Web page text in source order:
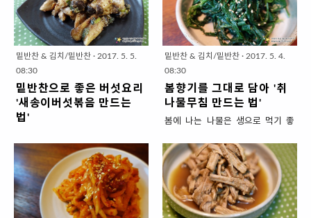
밑반찬 & 김치/밑반찬 · 2017. 5. 5.
08:30
밑반찬으로 좋은 버섯요리
'새송이버섯볶음 만드는
법'
일주일은 여독을 푸느라~ 밥을 거
의 안하고 이번주부터 정신차리고
냉장고 채우기를 하고 있어요. 일단
매끼 든든하게 식사하려면 밑반찬
이 좀 있어줘야해서 제가 요즘 밑반
밑반찬 & 김치/밑반찬 · 2017. 5. 4.
08:30
봄향기를 그대로 담아 '취
나물무침 만드는 법'
봄에 나는 나물은 생으로 먹기 좋
가을에 말린 나물은 흙냄새를 닮은
깊은 향이 나고~ 나물은 맛 뿐만 아
니라 향으로도 먹는 음식인데요. 지
금 제철이라 맛도 좋고 향도 진한
'취나물무침'을 소개하겠습니다. 무